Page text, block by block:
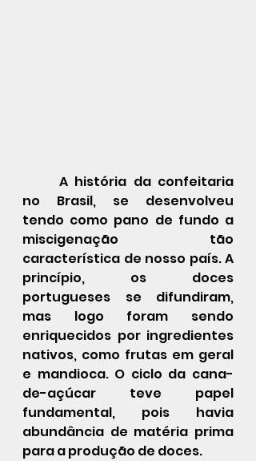
no Brasil, se desenvolveu
tendo como pano de fundo a
miscigenação tão
característica de nosso país. A
princípio, os doces
portugueses se difundiram,
mas logo foram sendo
enriquecidos por ingredientes
nativos, como frutas em geral
e mandioca. O ciclo da cana-
de-açúcar teve papel
fundamental, pois havia
abundância de matéria prima
para a produção de doces.